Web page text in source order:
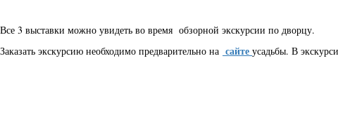
Все 3 выставки можно увидеть во время обзорной экскурсии по дворцу.
Заказать экскурсию необходимо предварительно на сайте усадьбы. В